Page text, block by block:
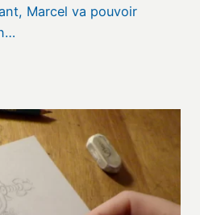
Marcel va pouvoir